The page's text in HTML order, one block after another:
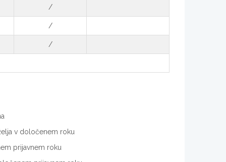
/
/
/
v določenem roku
prijavnem roku